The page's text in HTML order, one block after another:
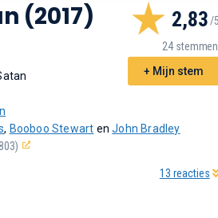
(2017) 2,83
24 stemmen
+ Mijn stem
13 reacties
, Booboo Stewart enJohn Bradley